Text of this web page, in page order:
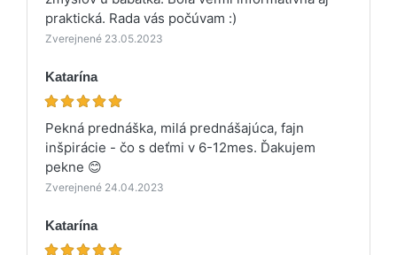
praktická. Rada vás počúvam :)
Zverejnené 23.05.2023
Katarína
Pekná prednáška, milá prednášajúca, fajn
inšpirácie - čo s deťmi v 6-12mes. Ďakujem
pekne 😊
Zverejnené 24.04.2023
Katarína